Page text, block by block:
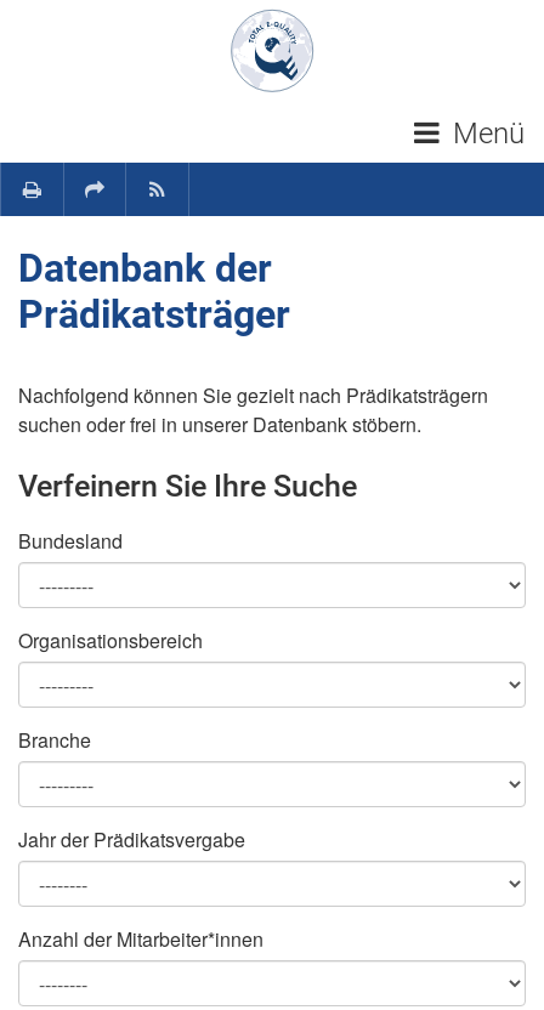
Navigation überspringen
Menü
Datenbank der
Prädikatsträger
Nachfolgend können Sie gezielt nach Prädikatsträgern
suchen oder frei in unserer Datenbank stöbern.
Verfeinern Sie Ihre Suche
Bundesland
Organisationsbereich
Branche
Jahr der Prädikatsvergabe
Anzahl der Mitarbeiter*innen